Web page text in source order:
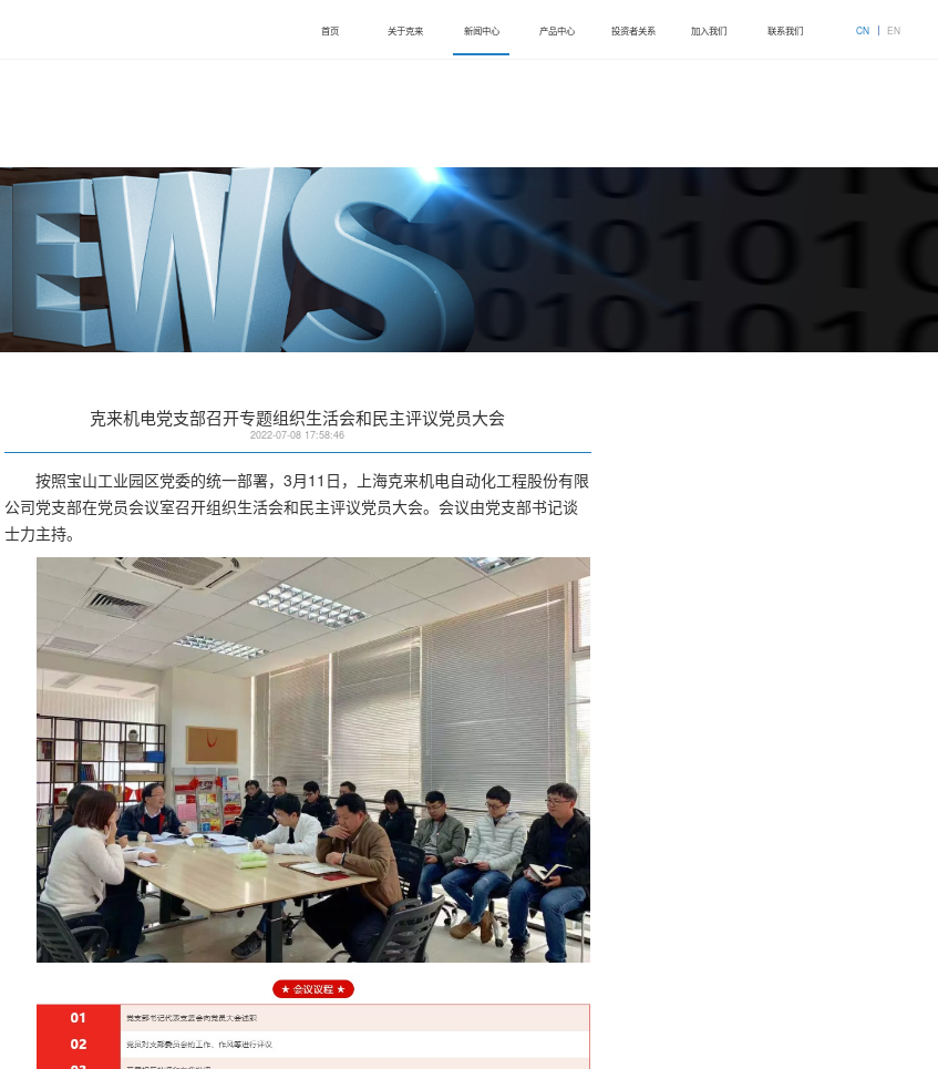
首页 关于克来 新闻中心 产品中心 投资者关系 加入我们 联系我们 CN EN
克来机电党支部召开专题组织生活会和民主评议党员大会
2022-07-08 17:58:46
按照宝山工业园区党委的统一部署，3月11日，上海克来机电自动化工程股份有限
公司党支部在党员会议室召开组织生活会和民主评议党员大会。会议由党支部书记谈
士力主持。